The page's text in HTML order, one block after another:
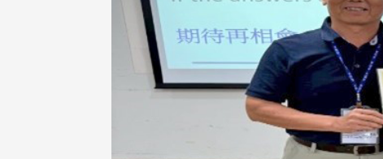
校友会于115年6月10日(三) 台北市校友会于6月6日(六)举办
「新店瑠公圳知性健行活动」，在
领队温明正学长与副领队吕惠玲学